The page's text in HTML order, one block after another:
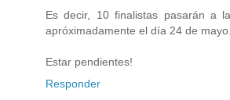
Es decir, 10 finalistas pasarán a
apróximadamente el día 24 de mayo.
Estar pendientes!
Responder